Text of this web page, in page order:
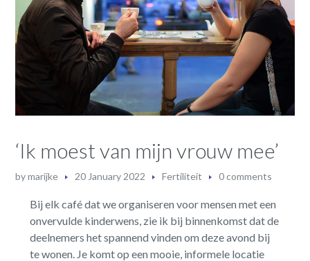
‘Ik moest van mijn vrouw mee’
bymarijke 20 January 2022 Fertiliteit 0 comments
Bij elk café dat we organiseren voor mensen met een
onvervulde kinderwens, zie ik bij binnenkomst dat de
deelnemers het spannend vinden om deze avond bij
te wonen. Je komt op een mooie, informele locatie